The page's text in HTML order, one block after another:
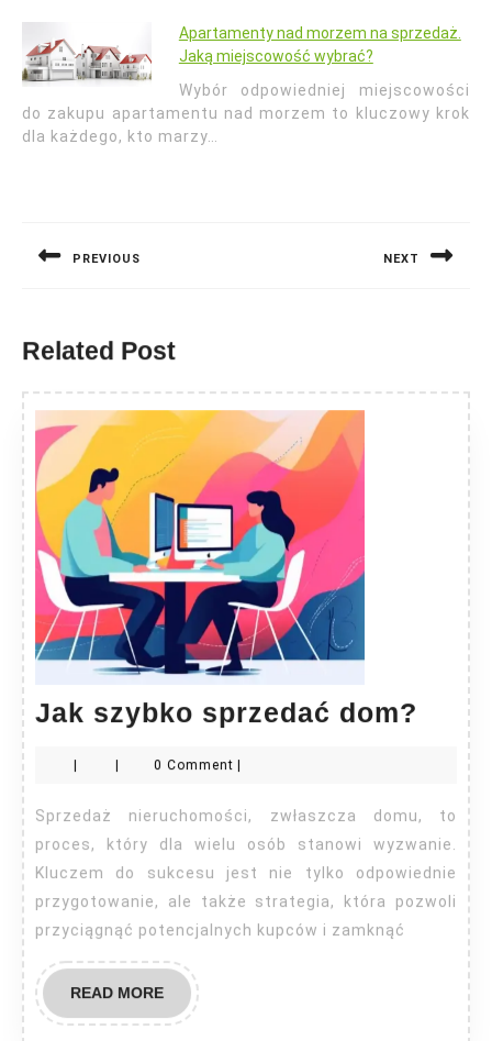
Apartamenty nad morzem na sprzedaż.
Jaką miejscowość wybrać?
Wybór odpowiedniej miejscowości
do zakupu apartamentu nad morzem to kluczowy krok
dla każdego, kto marzy…
PREVIOUS NEXT
Related Post
Jak szybko sprzedać dom?
| | 0 Comment |
Sprzedaż nieruchomości, zwłaszcza domu, to
proces, który dla wielu osób stanowi wyzwanie.
Kluczem do sukcesu jest nie tylko odpowiednie
przygotowanie, ale także strategia, która pozwoli
przyciągnąć potencjalnych kupców i zamknąć
READ MOREREAD
MORE